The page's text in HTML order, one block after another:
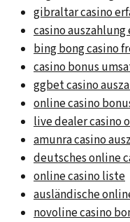
gibraltar casino
casino
bing bong casino
casino bonus
ggbet casino
online casino
live dealer casino
amunra casino
deutsches online
online casino liste
ausländische
novoline casino